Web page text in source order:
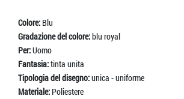
Colore: Blu
Gradazione del colore:blu royal
Per:Uomo
Fantasia:tinta unita
Tipologia del disegno:unica - uniforme
Materiale: Poliestere